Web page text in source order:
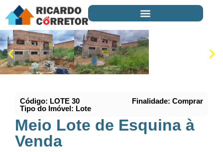
Código: LOTE 30
Finalidade: Comprar
Tipo do Imóvel: Lote
Meio Lote de Esquina à
Venda